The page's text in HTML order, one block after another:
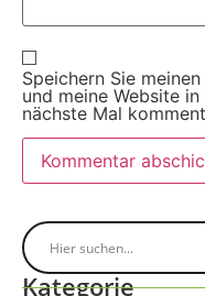
Speichern Sie
und meine Website
nächste Mal
Kategorie